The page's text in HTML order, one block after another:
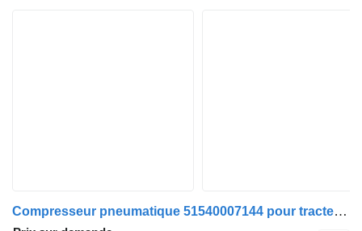
Compresseur pneumatique 51540007144 pour tracteur routier MAN TGX, TGS, TGL, TGM EURO6